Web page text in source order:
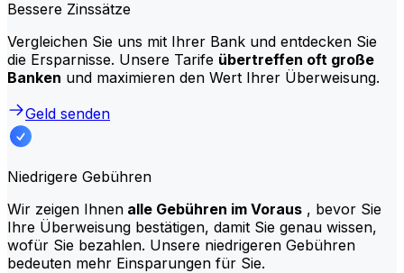
Bessere Zinssätze
Vergleichen Sie uns mit Ihrer Bank und entdecken Sie
die Ersparnisse. Unsere Tarife übertreffen oft große
Banken und maximieren den Wert Ihrer Überweisung.
Geld senden
Niedrigere Gebühren
Wir zeigen Ihnen alle Gebühren im Voraus , bevor Sie
Ihre Überweisung bestätigen, damit Sie genau wissen,
wofür Sie bezahlen. Unsere niedrigeren Gebühren
bedeuten mehr Einsparungen für Sie.